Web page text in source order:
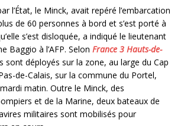
l’État, le Minck, avait repéré l’embarcation
de 60 personnes à bord et s’est porté à
s’est disloquée, a indiqué le lieutenant
Baggio à l’AFP. Selon France 3 Hauts-de-
sont déployés sur la zone, au large du Cap
de-Calais, sur la commune du Portel,
matin. Outre le Minck, des
et de la Marine, deux bateaux de
militaires sont mobilisés pour